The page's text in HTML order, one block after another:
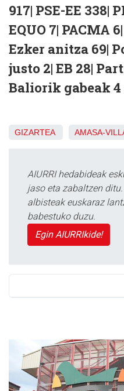
917| PSE-EE 338|
EQUO 7| PACMA
Ezker anitza 69|
justo 2| EB 28|
Baliorik gabeak
GIZARTEA AMASA-
AIURRI hedabideak
jaso eta zabaltzen
albisteak euskaraz
babestuko duzu.
Egin AIURRIkide!